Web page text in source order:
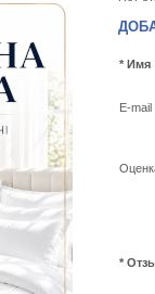
* Имя
E-mail
*